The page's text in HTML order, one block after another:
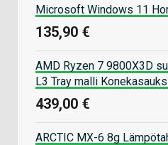
Microsoft Windows 11
135,90 €
AMD Ryzen 7 9800X3D
L3 Tray malli
439,00 €
ARCTIC MX-6 8g